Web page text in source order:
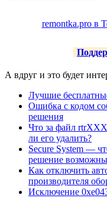
remontka.pro в
А вдруг и это будет
Лучшие
Ошибка с кодом
решения
Что за файл
ли его удалить?
Secure System —
решение
Как отключить
производителя
Исключение